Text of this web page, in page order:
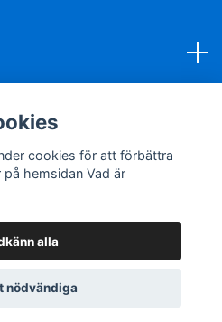
Powered by Quickbutik
cookies för att förbättra
hemsidan Vad är
alla
nödvändiga